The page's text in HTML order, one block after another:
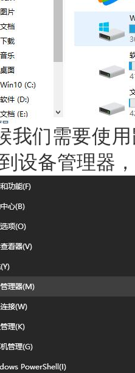
们需要使用
设备管理器